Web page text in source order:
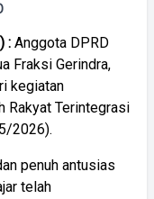
: Anggota DPRD
Fraksi Gerindra,
kegiatan
Rakyat Terintegrasi
2026).
penuh antusias
telah